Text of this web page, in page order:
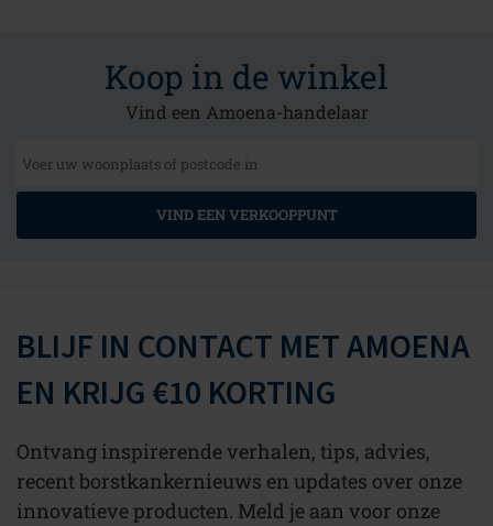
Koop in de winkel
Vind een Amoena-handelaar
VIND EEN VERKOOPPUNT
BLIJF IN CONTACT MET AMOENA
EN KRIJG €10 KORTING
Ontvang inspirerende verhalen, tips, advies,
recent borstkankernieuws en updates over onze
innovatieve producten. Meld je aan voor onze